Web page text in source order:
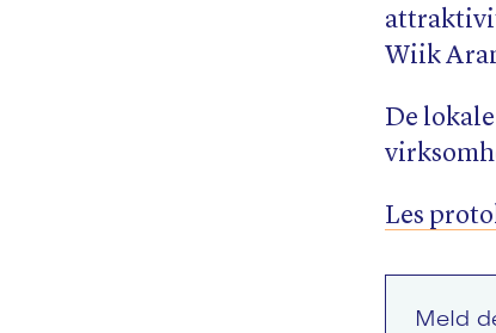
Wiik
De
Les
Meld